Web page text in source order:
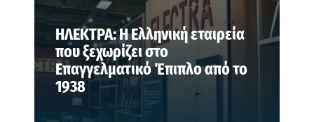
ΗΛΕΚΤΡΑ: Η Ελληνική εταιρεία
που ξεχωρίζει στο
Επαγγελματικό Έπιπλο από το
1938